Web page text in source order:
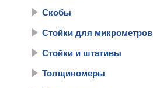
Скобы
Стойки для микрометров
Стойки и штативы
Толщиномеры